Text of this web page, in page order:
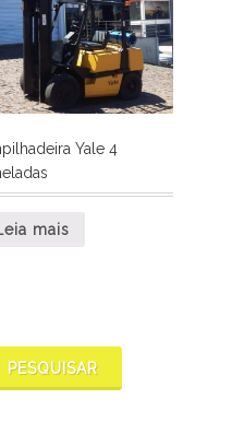
Yale 4
mais
PESQUISAR